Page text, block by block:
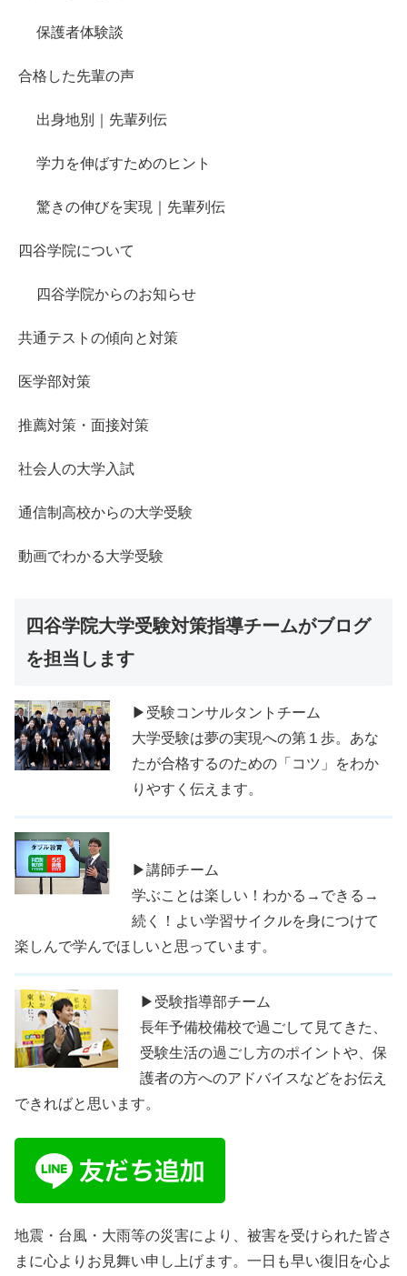
保護者体験談
合格した先輩の声
出身地別｜先輩列伝
学力を伸ばすためのヒント
驚きの伸びを実現｜先輩列伝
四谷学院について
四谷学院からのお知らせ
共通テストの傾向と対策
医学部対策
推薦対策・面接対策
社会人の大学入試
通信制高校からの大学受験
動画でわかる大学受験
四谷学院大学受験対策指導チームがブログ
を担当します
▶受験コンサルタントチーム
大学受験は夢の実現への第１歩。あな
たが合格するのための「コツ」をわか
りやすく伝えます。
▶講師チーム
学ぶことは楽しい！わかる→できる→
続く！よい学習サイクルを身につけて
楽しんで学んでほしいと思っています。
▶受験指導部チーム
長年予備校備校で過ごして見てきた、
受験生活の過ごし方のポイントや、保
護者の方へのアドバイスなどをお伝え
できればと思います。
地震・台風・大雨等の災害により、被害を受けられた皆さ
まに心よりお見舞い申し上げます。一日も早い復旧を心よ